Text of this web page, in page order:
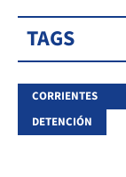
TAGS
CORRIENTES
DETENCIÓN